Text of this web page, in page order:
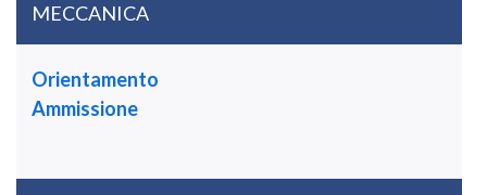
MECCANICA
Orientamento
Ammissione